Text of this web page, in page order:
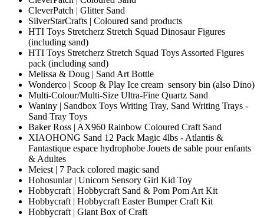
CleverPatch | Glitter Sand
SilverStarCrafts | Coloured sand products
HTI Toys Stretcherz Stretch Squad Dinosaur Figures
(including sand)
HTI Toys Stretcherz Stretch Squad Toys Assorted Figures
pack (including sand)
Melissa & Doug | Sand Art Bottle
Wonderco | Scoop & Play Ice cream sensory bin (also Dino)
Multi-Colour/Multi-Size Ultra-Fine Quartz Sand
Waniny | Sandbox Toys Writing Tray, Sand Writing Trays -
Sand Tray Toys
Baker Ross | AX960 Rainbow Coloured Craft Sand
XIAOHONG Sand 12 Pack Magic 4lbs - Atlantis &
Fantastique espace hydrophobe Jouets de sable pour enfants
& Adultes
Meiest | 7 Pack colored magic sand
Hohosunlar | Unicorn Sensory Girl Kid Toy
Hobbycraft | Hobbycraft Sand & Pom Pom Art Kit
Hobbycraft | Hobbycraft Easter Bumper Craft Kit
Hobbycraft | Giant Box of Craft